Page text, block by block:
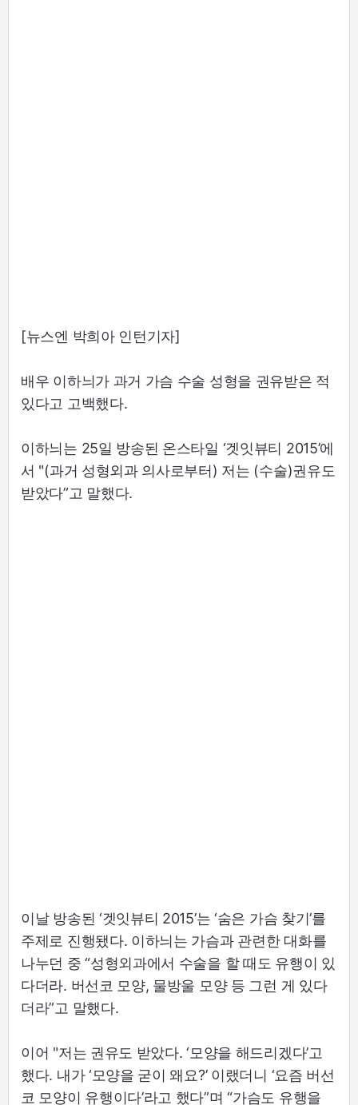
[뉴스엔 박희아 인턴기자]
배우 이하늬가 과거 가슴 수술 성형을 권유받은 적
있다고 고백했다.
이하늬는 25일 방송된 온스타일 ‘겟잇뷰티 2015’에
서 "(과거 성형외과 의사로부터) 저는 (수술)권유도
받았다”고 말했다.
이날 방송된 ‘겟잇뷰티 2015’는 ‘숨은 가슴 찾기’를
주제로 진행됐다. 이하늬는 가슴과 관련한 대화를
나누던 중 “성형외과에서 수술을 할 때도 유행이 있
다더라. 버선코 모양, 물방울 모양 등 그런 게 있다
더라”고 말했다.
이어 "저는 권유도 받았다. ‘모양을 해드리겠다’고
했다. 내가 ‘모양을 굳이 왜요?’ 이랬더니 ‘요즘 버선
코 모양이 유행이다’라고 했다”며 “가슴도 유행을